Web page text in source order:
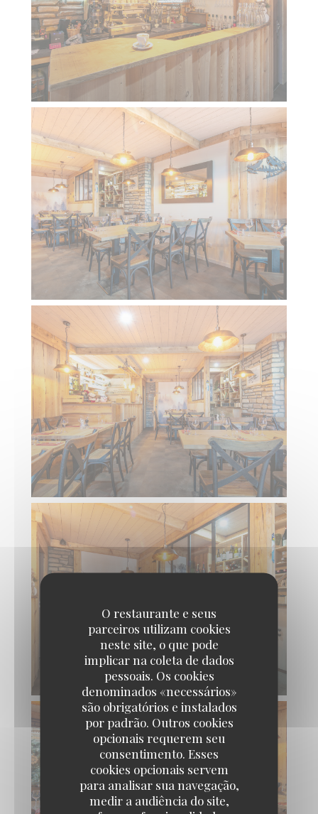
O restaurante e seus
parceiros utilizam cookies
neste site, o que pode
implicar na coleta de dados
pessoais. Os cookies
denominados «necessários»
são obrigatórios e instalados
por padrão. Outros cookies
opcionais requerem seu
consentimento. Esses
cookies opcionais servem
para analisar sua navegação,
medir a audiência do site,